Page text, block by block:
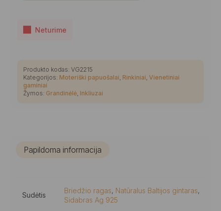
Neturime
Produkto kodas: VG2215
Kategorijos: Moteriški papuošalai Rinkiniai Vienetiniai
gaminiai
Žymos: Grandinėlė Inkliuzai
Papildoma informacija
Sudėtis
Briedžio ragas, Natūralus Baltijos gintaras,
Sidabras Ag 925